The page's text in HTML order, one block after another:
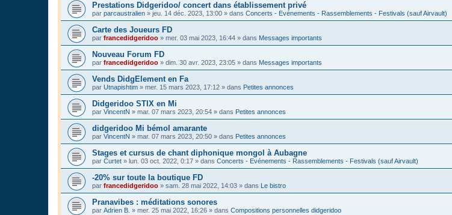
Prestations Didgeridoo/ concert dans établissement privé
par parcaustralien » jeu. 14 déc. 2023, 13:00 » dans Concerts - Evénements - Rassemblements - Festivals (sauf Airvault)
Carte des Joueurs FD
par francedidgeridoo » mer. 03 mai 2023, 16:44 » dans Messages importants
Nouveau Forum FD
par francedidgeridoo » dim. 30 avr. 2023, 23:05 » dans Messages importants
Vends DidgElement en Fa
par Utnapishtim » mer. 15 mars 2023, 17:12 » dans Petites annonces
Didgeridoo STIX en Mi
par VincentN » mar. 07 mars 2023, 20:54 » dans Petites annonces
didgeridoo Mi bémol amarante
par VincentN » mar. 07 mars 2023, 20:50 » dans Petites annonces
Stages et cursus de chant diphonique mongol à Aubagne
par Curtet » lun. 03 oct. 2022, 0:17 » dans Concerts - Evénements - Rassemblements - Festivals (sauf Airvault)
-20% sur toute la boutique FD
par francedidgeridoo » sam. 28 mai 2022, 14:03 » dans Le bistro
Pranavibes : méditations sonores
par Adrien B. » mer. 25 mai 2022, 16:26 » dans Compositions personnelles didgeridoo